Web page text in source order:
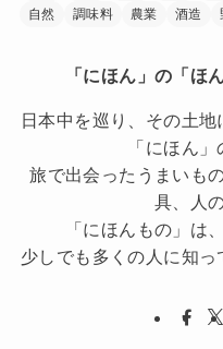
自然
調味料 農業 酒造
「にほん」の「ほ
日本中を巡り、その土
「にほん
旅で出会ったうまいも
具、人
「にほんもの」は
少しでも多くの人に知っ